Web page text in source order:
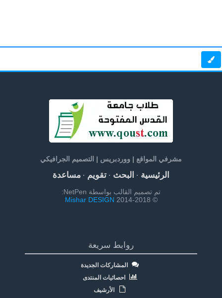
مشرفي المواقع | ووردبريس | التصميم الجرافيكي
الرئيسية· البحث· تقويم· مساعدة
تم تصميم القالب بواسطة NetPen:
© 2014-2018
Mishar DESIGN
روابط سريعة
المشاركات الجديدة
احصائيات المنتدى
الأرشيف